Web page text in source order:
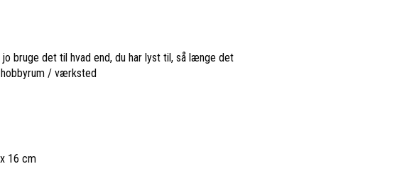
bruge det til hvad end, du har lyst til, så længe det
hobbyrum / værksted
16 cm